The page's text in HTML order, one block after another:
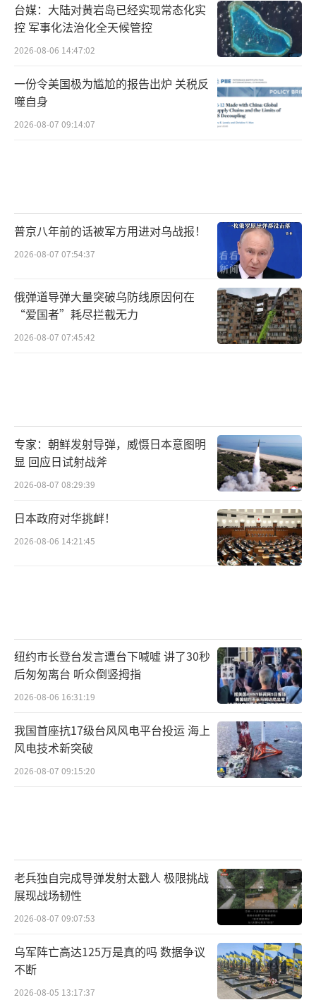
台媒：大陆对黄岩岛已经实现常态化实
控 军事化法治化全天候管控
2026-08-06 14:47:02
一份令美国极为尴尬的报告出炉 关税反
噬自身
2026-08-07 09:14:07
普京八年前的话被军方用进对乌战报！
2026-08-07 07:54:37
俄弹道导弹大量突破乌防线原因何在
“爱国者”耗尽拦截无力
2026-08-07 07:45:42
专家：朝鲜发射导弹，威慑日本意图明
显 回应日试射战斧
2026-08-07 08:29:39
日本政府对华挑衅！
2026-08-06 14:21:45
纽约市长登台发言遭台下喊嘘 讲了30秒
后匆匆离台 听众倒竖拇指
2026-08-06 16:31:19
我国首座抗17级台风风电平台投运 海上
风电技术新突破
2026-08-07 09:15:20
老兵独自完成导弹发射太戳人 极限挑战
展现战场韧性
2026-08-07 09:07:53
乌军阵亡高达125万是真的吗 数据争议
不断
2026-08-05 13:17:37